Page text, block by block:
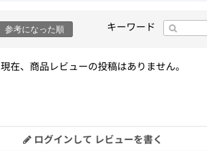
参考になった順 キーワード
現在、商品レビューの投稿はありません。
ログインして レビューを書く